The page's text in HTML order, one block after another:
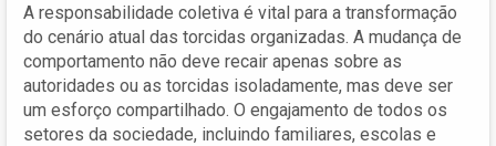
A responsabilidade coletiva é vital para a transformação
do cenário atual das torcidas organizadas. A mudança de
comportamento não deve recair apenas sobre as
autoridades ou as torcidas isoladamente, mas deve ser
um esforço compartilhado. O engajamento de todos os
setores da sociedade, incluindo familiares, escolas e